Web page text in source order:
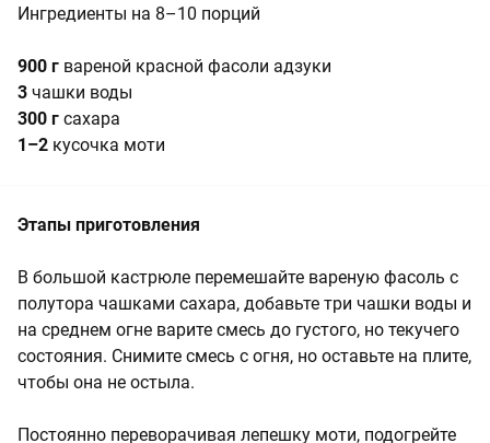
Ингредиенты на 8–10 порций
900 г вареной красной фасоли адзуки
3 чашки воды
300 г сахара
1–2 кусочка моти
Этапы приготовления
В большой кастрюле перемешайте вареную фасоль с
полутора чашками сахара, добавьте три чашки воды и
на среднем огне варите смесь до густого, но текучего
состояния. Снимите смесь с огня, но оставьте на плите,
чтобы она не остыла.
Постоянно переворачивая лепешку моти, подогрейте